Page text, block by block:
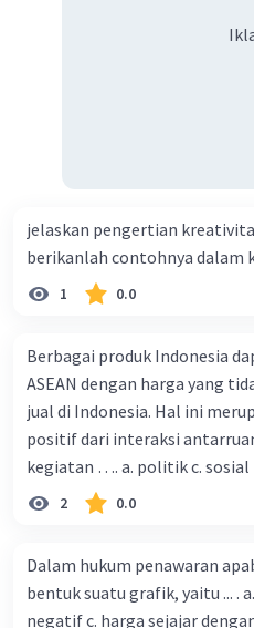
jelaskan pengertian
berikanlah contohnya dalam
1 0.0
Berbagai produk Indonesia
ASEAN dengan harga yang
jual di Indonesia. Hal ini
positif dari interaksi
kegiatan …. a. politik c. sosial
2 0.0
Dalam hukum penawaran
bentuk suatu grafik, yaitu ... .
negatif c. harga sejajar